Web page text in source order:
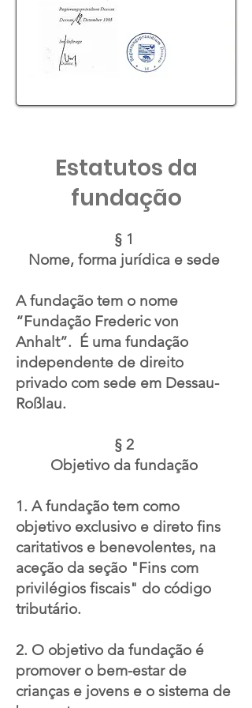
Estatutos da
fundação
§ 1
Nome, forma jurídica e sede
A fundação tem o nome
“Fundação Frederic von
Anhalt”. É uma fundação
independente de direito
privado com sede em Dessau-
Roßlau.
§ 2
Objetivo da fundação
1. A fundação tem como
objetivo exclusivo e direto fins
caritativos e benevolentes, na
aceção da seção "Fins com
privilégios fiscais" do código
tributário.
2. O objetivo da fundação é
promover o bem-estar de
crianças e jovens e o sistema de